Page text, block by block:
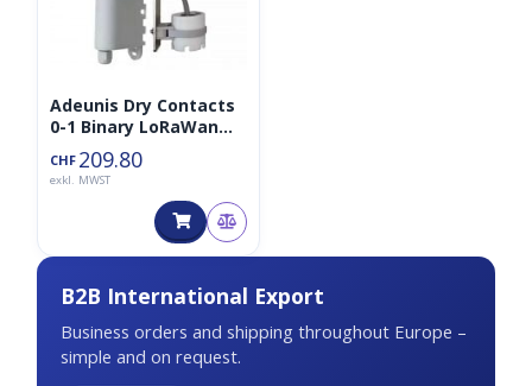
B2B International Export
Business orders and shipping throughout Europe –
simple and on request.
Adeunis Dry Contacts
0-1 Binary LoRaWan
Sensor 868MHz mit
Wasserlecksensor
CHF 209.80
exkl. MWST